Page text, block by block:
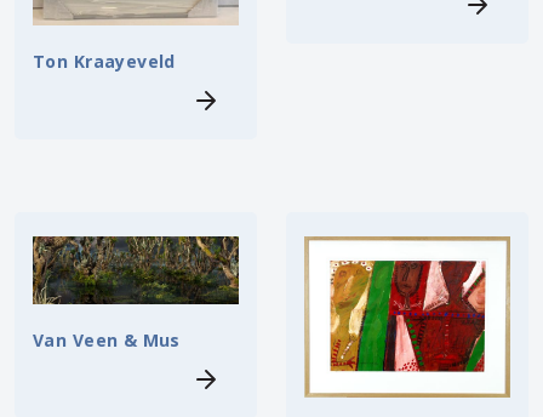
Ton Kraayeveld
Van Veen & Mus